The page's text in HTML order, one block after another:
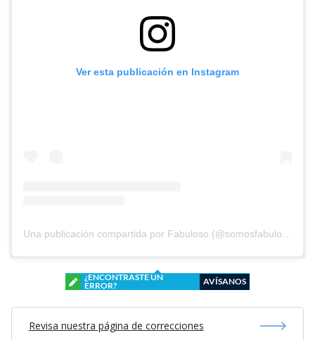
Ver esta publicación en Instagram
¿ENCONTRASTE UN
ERROR?
AVÍSANOS
Revisa nuestra página de correcciones